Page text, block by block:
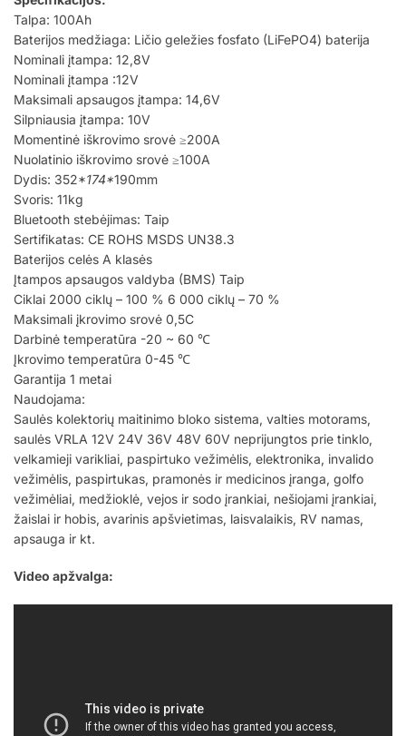
Talpa: 100Ah
Baterijos medžiaga: Ličio geležies fosfato (LiFePO4) baterija
Nominali įtampa: 12,8V
Nominali įtampa :12V
Maksimali apsaugos įtampa: 14,6V
Silpniausia įtampa: 10V
Momentinė iškrovimo srovė ≥200A
Nuolatinio iškrovimo srovė ≥100A
Dydis: 352*174*190mm
Svoris: 11kg
Bluetooth stebėjimas: Taip
Sertifikatas: CE ROHS MSDS UN38.3
Baterijos celės A klasės
Įtampos apsaugos valdyba (BMS) Taip
Ciklai 2000 ciklų – 100 % 6 000 ciklų – 70 %
Maksimali įkrovimo srovė 0,5C
Darbinė temperatūra -20 ~ 60 ℃
Įkrovimo temperatūra 0-45 ℃
Garantija 1 metai
Naudojama:
Saulės kolektorių maitinimo bloko sistema, valties motorams,
saulės VRLA 12V 24V 36V 48V 60V neprijungtos prie tinklo,
velkamieji varikliai, paspirtuko vežimėlis, elektronika, invalido
vežimėlis, paspirtukas, pramonės ir medicinos įranga, golfo
vežimėliai, medžioklė, vejos ir sodo įrankiai, nešiojami įrankiai,
žaislai ir hobis, avarinis apšvietimas, laisvalaikis, RV namas,
apsauga ir kt.
Video apžvalga: